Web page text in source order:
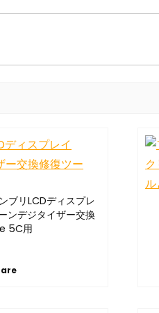
ブリLCDディスプレ
ンデジタイザー交換
5C用